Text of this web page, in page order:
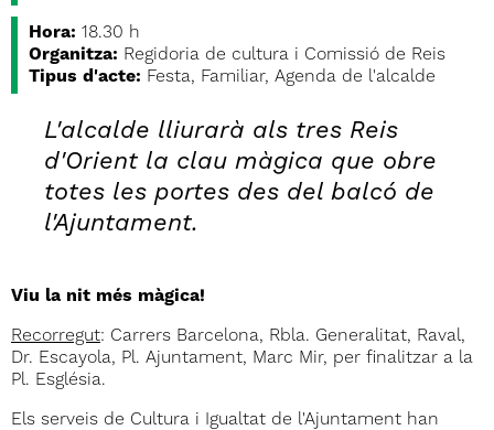
Hora: 18.30 h
Organitza: Regidoria de cultura i Comissió de Reis
Tipus d'acte: Festa, Familiar, Agenda de l'alcalde
L'alcalde lliurarà als tres Reis
d'Orient la clau màgica que obre
totes les portes des del balcó de
l'Ajuntament.
Viu la nit més màgica!
Recorregut: Carrers Barcelona, Rbla. Generalitat, Raval,
Dr. Escayola, Pl. Ajuntament, Marc Mir, per finalitzar a la
Pl. Església.
Els serveis de Cultura i Igualtat de l'Ajuntament han